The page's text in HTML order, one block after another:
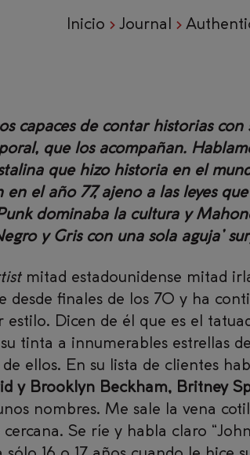
Inicio Journal
capaces de contar historias
que los acompañan.
que hizo historia en el
en el año 77, ajeno a las leyes
dominaba la cultura y
y Gris con una sola aguja’
mitad estadounidense mitad
desde finales de los 70 y ha
estilo. Dicen de él que es el
tinta a innumerables estrellas
ellos. En su lista de clientes
y Brooklyn Beckham, Britney
nombres. Me sale la vena
Se ríe y habla claro